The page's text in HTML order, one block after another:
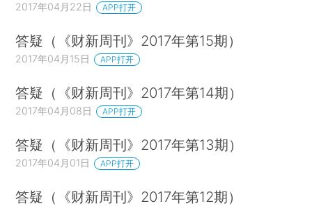
2017年04月22日 APP打开
答疑（《财新周刊》2017年第15期）
2017年04月15日 APP打开
答疑（《财新周刊》2017年第14期）
2017年04月08日 APP打开
答疑（《财新周刊》2017年第13期）
2017年04月01日 APP打开
答疑（《财新周刊》2017年第12期）